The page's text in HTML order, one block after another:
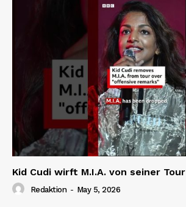
Kid Cudi wirft M.I.A. von seiner Tour
Redaktion - May 5, 2026